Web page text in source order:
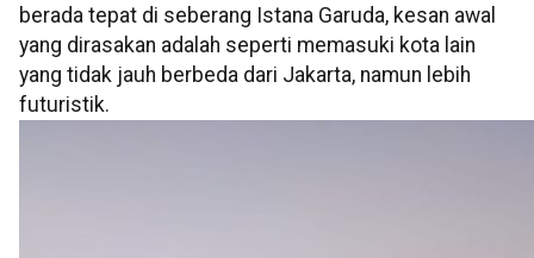
berada tepat di seberang Istana Garuda, kesan awal
yang dirasakan adalah seperti memasuki kota lain
yang tidak jauh berbeda dari Jakarta, namun lebih
futuristik.